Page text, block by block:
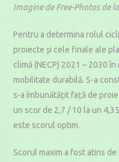
Imagine de Free-Photos de
Pentru a determina rolul
proiecte și cele finale ale
climă (NECP) 2021 – 2030
mobilitate durabilă. S-a
s-a îmbunătățit față de
un scor de 2,7 / 10 la un
este scorul optim.
Scorul maxim a fost atins